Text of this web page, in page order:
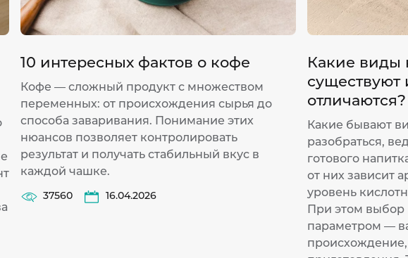
10 интересных фактов о кофе
Кофе — сложный продукт с множеством
переменных: от происхождения сырья до
способа заваривания. Понимание этих
нюансов позволяет контролировать
результат и получать стабильный вкус в
каждой чашке.
37560 16.04.2026
Какие виды
существуют
отличаются?
Какие бывают
разобраться,
готового
от них зависит
уровень
При этом выбор
параметром —
происхождение,